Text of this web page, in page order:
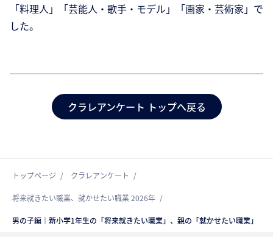
「料理人」「芸能人・歌手・モデル」「画家・芸術家」で
した。
クラレアンケート トップへ戻る
トップページ クラレアンケート
将来就きたい職業、就かせたい職業 2026年
男の子編｜新小学1年生の「将来就きたい職業」、親の「就かせたい職業」